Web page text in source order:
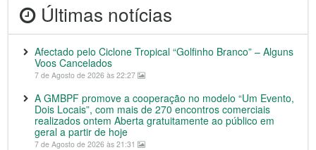
Últimas notícias
Afectado pelo Ciclone Tropical “Golfinho Branco” – Alguns
Voos Cancelados
7 de Agosto de 2026 às 22:27
A GMBPF promove a cooperação no modelo “Um Evento,
Dois Locais”, com mais de 270 encontros comerciais
realizados ontem Aberta gratuitamente ao público em
geral a partir de hoje
7 de Agosto de 2026 às 21:31